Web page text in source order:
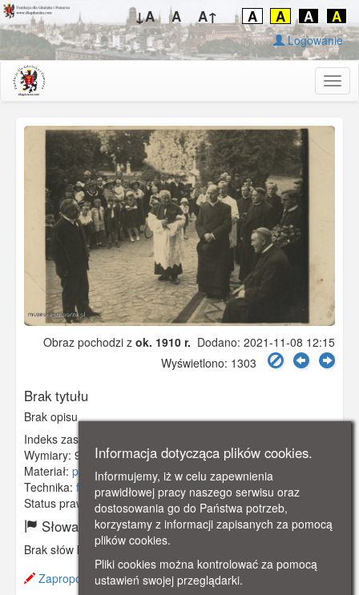
↓A A A↑ A A A A
Logowanie
Obraz pochodzi z ok. 1910 r. Dodano: 2021-11-08 12:15
Wyświetlono: 1303
Brak tytułu
Brak opisu
Indeks zasobu:
Wymiary: 91 x 140 mm
Materiał: papier fotograficzny
Technika: fotografia czarno-biała
Status prawny:Użycie Niekomercyjne
Słowa kluczowe:
Brak słów kluczowych
Zaproponuj zmianę opisu.
Informacja dotycząca plików cookies.
Informujemy, iż w celu zapewnienia
prawidłowej pracy naszego serwisu oraz
dostosowania go do Państwa potrzeb,
korzystamy z informacji zapisanych za pomocą
plików cookies.
Pliki cookies można kontrolować za pomocą
ustawień swojej przeglądarki.